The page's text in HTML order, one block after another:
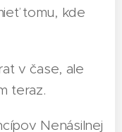
tomu, kde
v čase, ale
teraz.
Nenásilnej